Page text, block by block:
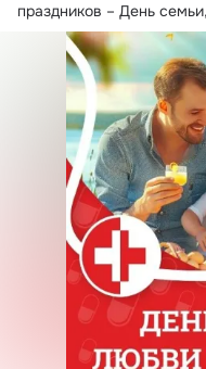
праздников – День